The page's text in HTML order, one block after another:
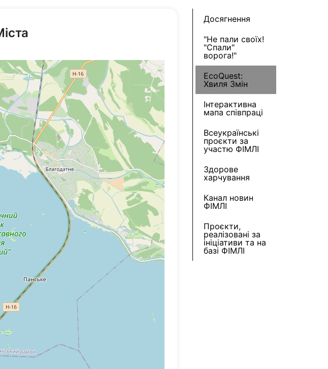
Досягнення
"Не пали своїх!
"Спали"
ворога!"
EcoQuest:
Хвиля Змін
Інтерактивна
мапа співпраці
Всеукраїнські
проєкти за
участю ФІМЛІ
Здорове
харчування
Канал новин
ФІМЛІ
Проєкти,
реалізовані за
ініціативи та на
базі ФІМЛІ